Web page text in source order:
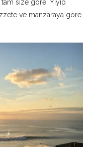
tam size göre. Yiyip
ve manzaraya göre